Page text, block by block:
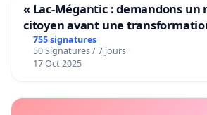
« Lac-Mégantic : demandons un
citoyen avant une
de notre territoire »
755 signatures
50 Signatures / 7 jours
17 Oct 2025